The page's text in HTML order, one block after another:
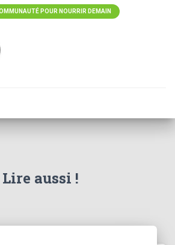
POUR NOURRIR DEMAIN
Lire aussi !